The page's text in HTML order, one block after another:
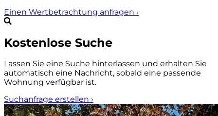
Einen Wertbetrachtung anfragen ›
Kostenlose Suche
Lassen Sie eine Suche hinterlassen und erhalten Sie
automatisch eine Nachricht, sobald eine passende
Wohnung verfügbar ist.
Suchanfrage erstellen ›